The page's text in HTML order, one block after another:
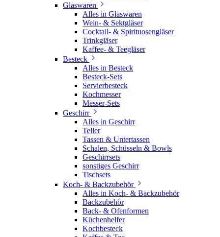
Glaswaren
Alles in Glaswaren
Wein- & Sektgläser
Cocktail- & Spirituosengläser
Trinkgläser
Kaffee- & Teegläser
Besteck
Alles in Besteck
Besteck-Sets
Servierbesteck
Kochmesser
Messer-Sets
Geschirr
Alles in Geschirr
Teller
Tassen & Untertassen
Schalen, Schüsseln & Bowls
Geschirrsets
sonstiges Geschirr
Tischsets
Koch- & Backzubehör
Alles in Koch- & Backzubehör
Backzubehör
Back- & Ofenformen
Küchenhelfer
Kochbesteck